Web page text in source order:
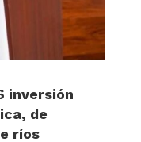
inversión
de
ríos